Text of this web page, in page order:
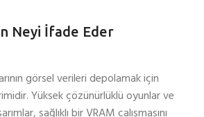
Neyi İfade Eder
görsel verileri depolamak için
Yüksek çözünürlüklü oyunlar ve